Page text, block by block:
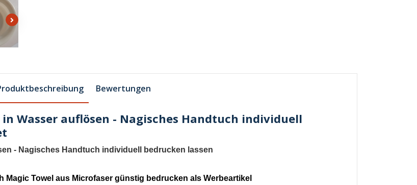
Bewertungen
Wasser auflösen - Nagisches Handtuch individuell
- Nagisches Handtuch individuell bedrucken lassen
Towel aus Microfaser günstig bedrucken als Werbeartikel